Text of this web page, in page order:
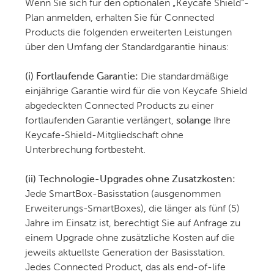
Wenn Sie sich für den optionalen „Keycafe Shield“-
Plan anmelden, erhalten Sie für Connected
Products die folgenden erweiterten Leistungen
über den Umfang der Standardgarantie hinaus:
(i) Fortlaufende Garantie: Die standardmäßige
einjährige Garantie wird für die von Keycafe Shield
abgedeckten Connected Products zu einer
fortlaufenden Garantie verlängert, solange Ihre
Keycafe-Shield-Mitgliedschaft ohne
Unterbrechung fortbesteht.
(ii) Technologie-Upgrades ohne Zusatzkosten:
Jede SmartBox-Basisstation (ausgenommen
Erweiterungs-SmartBoxes), die länger als fünf (5)
Jahre im Einsatz ist, berechtigt Sie auf Anfrage zu
einem Upgrade ohne zusätzliche Kosten auf die
jeweils aktuellste Generation der Basisstation.
Jedes Connected Product, das als end-of-life